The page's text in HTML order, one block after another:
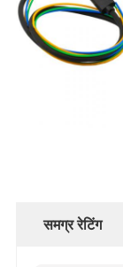
समग्र रेटिंग